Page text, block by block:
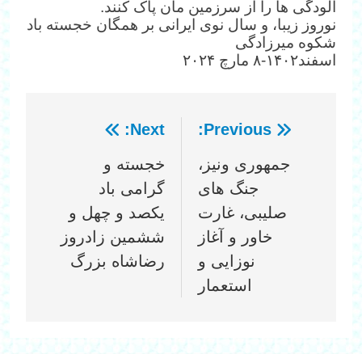
آلودگی ها را از سرزمین مان پاک کنند.
نوروز زیبا، و سال نوی ایرانی بر همگان خجسته باد
شکوه میرزادگی
اسفند۱۴۰۲-۸ مارچ ۲۰۲۴
راهبری
نوشته
Previous:
جمهوری ونیز،
جنگ های
صلیبی، غارت
خاور و آغاز
نوزایی و
استعمار
Next:
خجسته و
گرامی باد
یکصد و چهل و
ششمین زادروز
رضاشاه بزرگ